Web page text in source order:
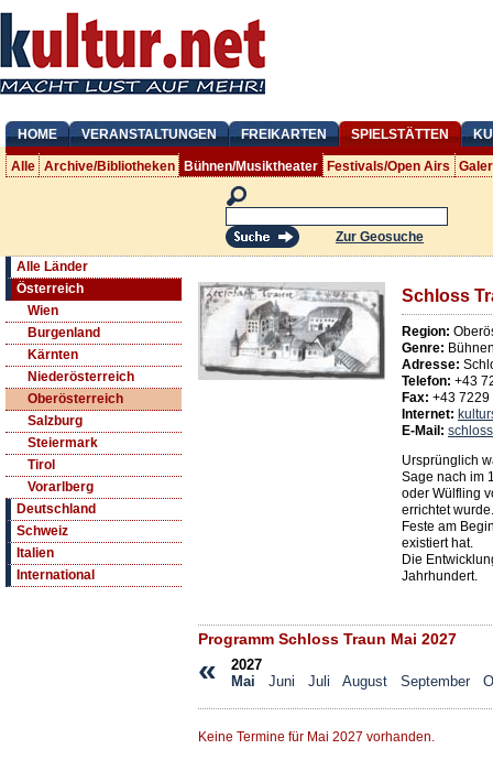
HOME VERANSTALTUNGEN FREIKARTEN SPIELSTÄTTEN
Alle Archive/Bibliotheken Bühnen/Musiktheater Festivals/Open Airs
Zur Geosuche
Alle Länder
Österreich
Wien
Burgenland
Kärnten
Niederösterreich
Oberösterreich
Salzburg
Steiermark
Tirol
Vorarlberg
Deutschland
Schweiz
Italien
International
Schloss
Region:
Genre:
Adresse:
Telefon: +43
Fax: +43
Internet:
E-Mail:
Ursprünglich
Sage nach im
oder Wülfling
errichtet
Feste am
existiert hat.
Die
Jahrhundert.
Programm Schloss Traun Mai 2027
«
2027
Mai
Juni Juli August September
Keine Termine für Mai 2027 vorhanden.